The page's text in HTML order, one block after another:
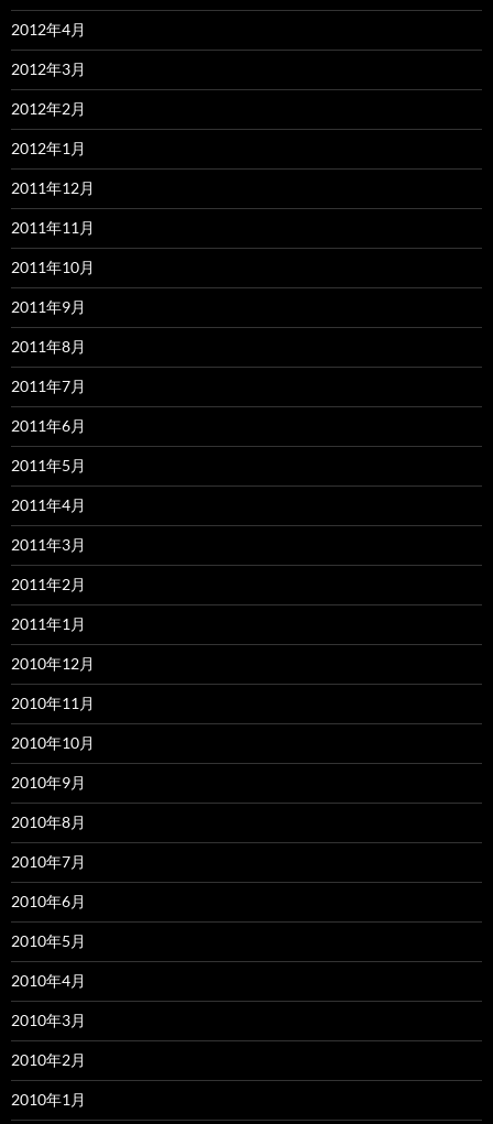
2012年4月
2012年3月
2012年2月
2012年1月
2011年12月
2011年11月
2011年10月
2011年9月
2011年8月
2011年7月
2011年6月
2011年5月
2011年4月
2011年3月
2011年2月
2011年1月
2010年12月
2010年11月
2010年10月
2010年9月
2010年8月
2010年7月
2010年6月
2010年5月
2010年4月
2010年3月
2010年2月
2010年1月